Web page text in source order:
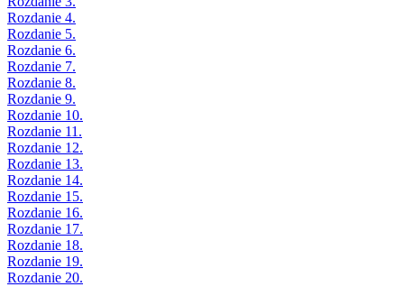
Rozdanie 4.
Rozdanie 5.
Rozdanie 6.
Rozdanie 7.
Rozdanie 8.
Rozdanie 9.
Rozdanie 10.
Rozdanie 11.
Rozdanie 12.
Rozdanie 13.
Rozdanie 14.
Rozdanie 15.
Rozdanie 16.
Rozdanie 17.
Rozdanie 18.
Rozdanie 19.
Rozdanie 20.